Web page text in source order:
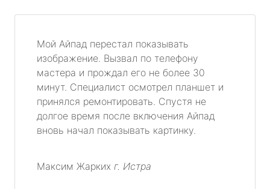
Мой Айпад перестал показывать
изображение. Вызвал по телефону
мастера и прождал его не более 30
минут. Специалист осмотрел планшет и
принялся ремонтировать. Спустя не
долгое время после включения Айпад
вновь начал показывать картинку.
Максим Жарких г. Истра